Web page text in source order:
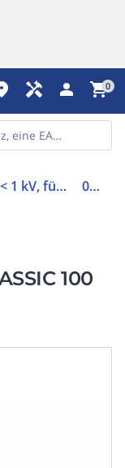
handyman person shopping_cart0
Energiekabel < 1 kV, für ortsveränderlichen Einsatz 00100024
100